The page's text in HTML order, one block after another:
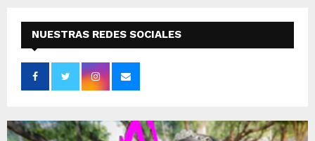
NUESTRAS REDES SOCIALES